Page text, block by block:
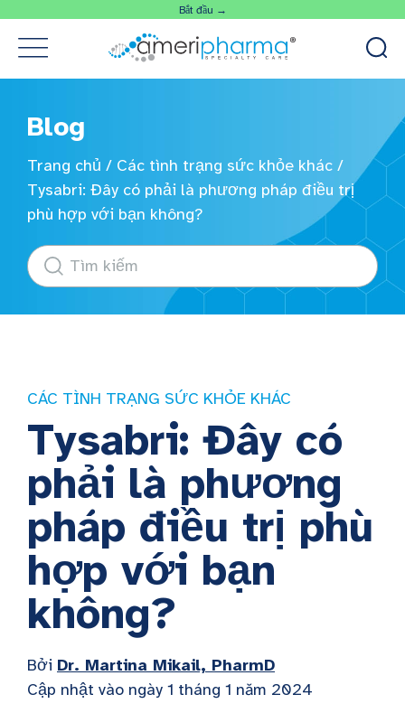
Bắt đầu →
Blog
Trang chủ / Các tình trạng sức khỏe khác /
Tysabri: Đây có phải là phương pháp điều trị
phù hợp với bạn không?
CÁC TÌNH TRẠNG SỨC KHỎE KHÁC
Tysabri: Đây có
phải là phương
pháp điều trị phù
hợp với bạn
không?
Bởi Dr. Martina Mikail, PharmD
Cập nhật vào ngày 1 tháng 1 năm 2024